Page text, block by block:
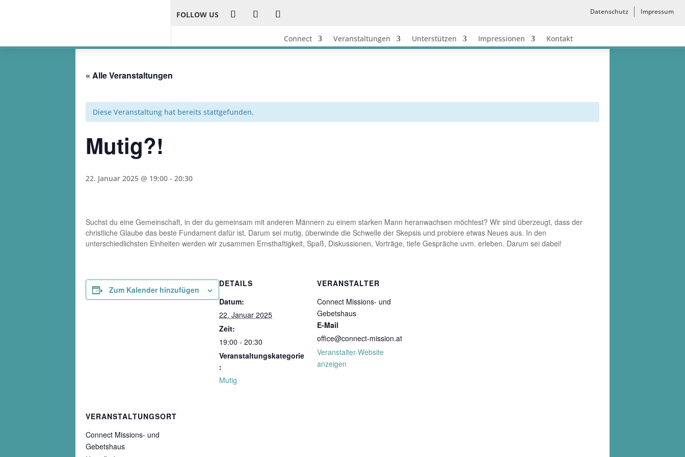
FOLLOW US Datenschutz Impressum
Connect Veranstaltungen Unterstützen Impressionen Kontakt
« Alle Veranstaltungen
Diese Veranstaltung hat bereits stattgefunden.
Mutig?!
22. Januar 2025 @ 19:00 - 20:30
Suchst du eine Gemeinschaft, in der du gemeinsam mit anderen Männern zu einem starken Mann heranwachsen möchtest? Wir sind überzeugt, dass der
christliche Glaube das beste Fundament dafür ist. Darum sei mutig, überwinde die Schwelle der Skepsis und probiere etwas Neues aus. In den
unterschiedlichsten Einheiten werden wir zusammen Ernsthaftigkeit, Spaß, Diskussionen, Vorträge, tiefe Gespräche uvm. erleben. Darum sei dabei!
Zum Kalender hinzufügen
DETAILS
Datum:
22. Januar 2025
Zeit:
19:00 - 20:30
Veranstaltungskategorie
:
Mutig
VERANSTALTER
Connect Missions- und
Gebetshaus
E-Mail
office@connect-mission.at
Veranstalter-Website
anzeigen
VERANSTALTUNGSORT
Connect Missions- und
Gebetshaus